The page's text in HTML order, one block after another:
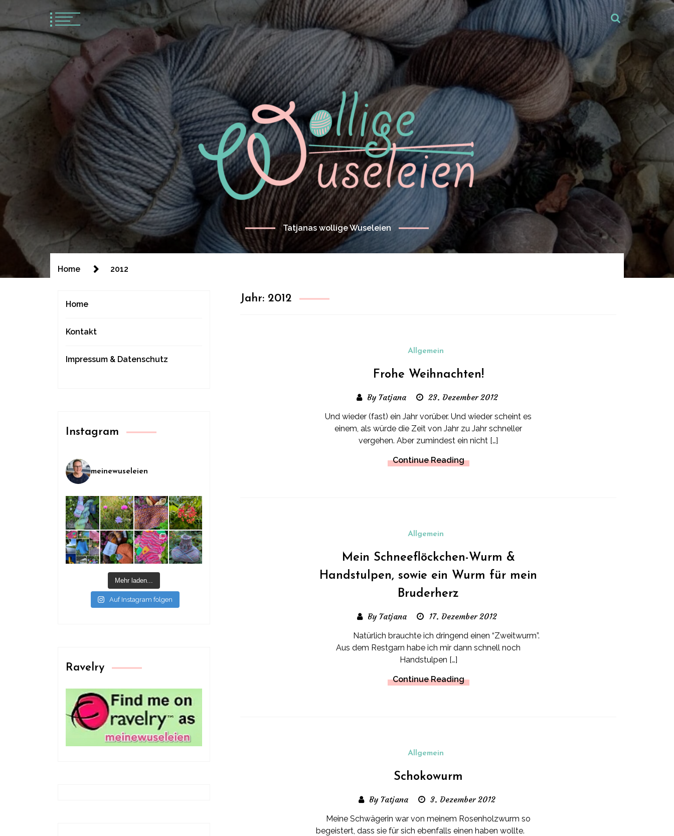
Tatjanas wollige Wuseleien
Home 2012
Jahr: 2012
Allgemein
Frohe Weihnachten!
By Tatjana 23. Dezember 2012
Und wieder (fast) ein Jahr vorüber. Und wieder scheint es
einem, als würde die Zeit von Jahr zu Jahr schneller
vergehen. Aber zumindest ein nicht […]
Continue Reading
Allgemein
Mein Schneeflöckchen-Wurm &
Handstulpen, sowie ein Wurm für mein
Bruderherz
By Tatjana 17. Dezember 2012
Natürlich brauchte ich dringend einen “Zweitwurm”.
Aus dem Restgarn habe ich mir dann schnell noch
Handstulpen […]
Continue Reading
Allgemein
Schokowurm
By Tatjana 3. Dezember 2012
Meine Schwägerin war von meinem Rosenholzwurm so
begeistert, dass sie für sich ebenfalls einen haben wollte.
Home
Kontakt
Impressum & Datenschutz
Instagram
meinewuseleien
Mehr laden...
Auf Instagram folgen
Ravelry